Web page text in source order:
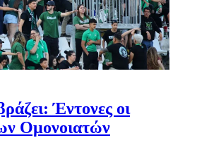
Έντονες οι
Ομονοιατών